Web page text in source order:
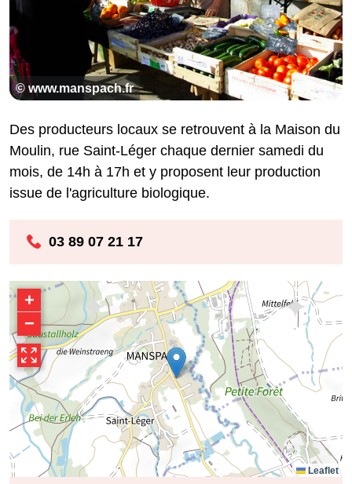
© www.manspach.fr
Des producteurs locaux se retrouvent à la Maison du
Moulin, rue Saint-Léger chaque dernier samedi du
mois, de 14h à 17h et y proposent leur production
issue de l'agriculture biologique.
03 89 07 21 17
+
−
Leaflet